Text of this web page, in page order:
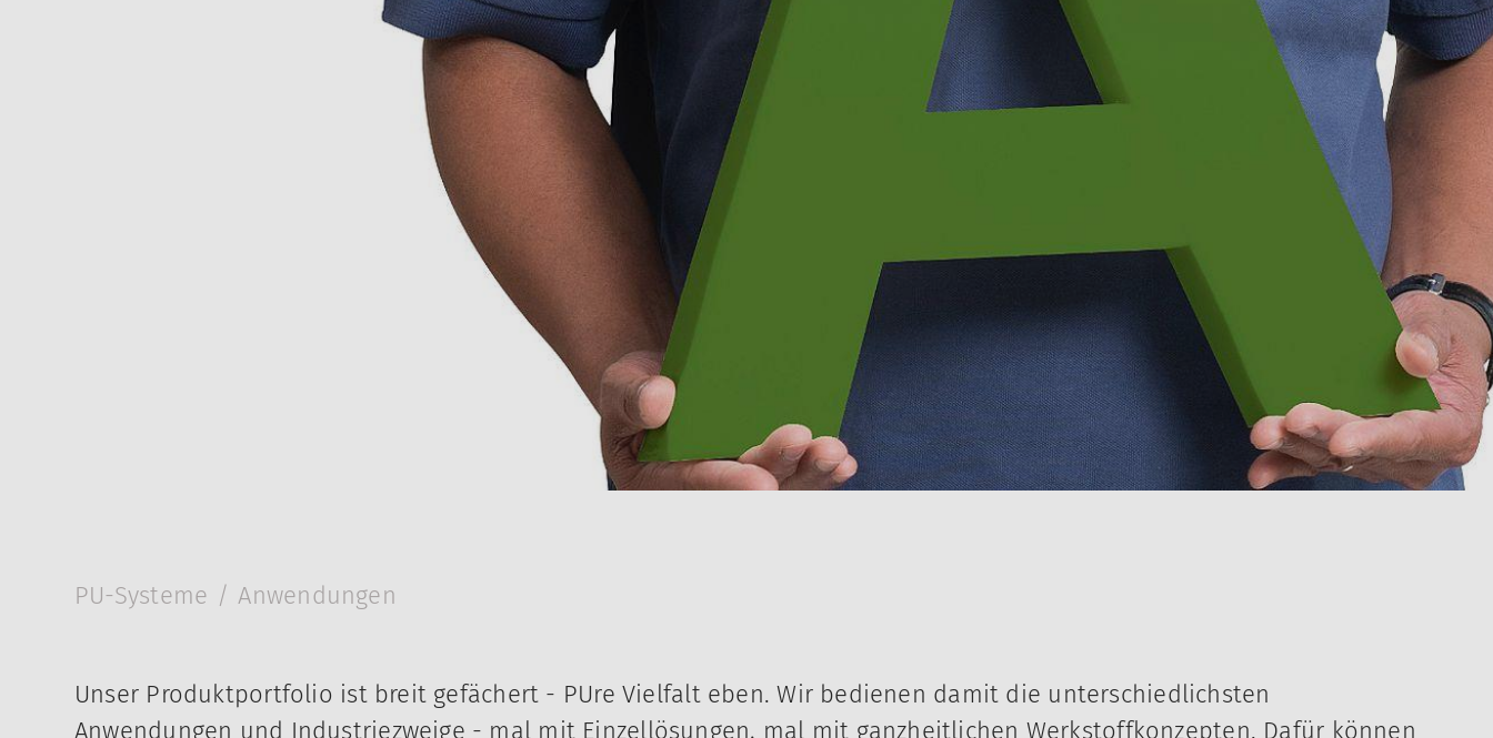
Anwendungen
PU-Systeme Anwendungen
Unser Produktportfolio ist breit gefächert - PUre Vielfalt eben. Wir bedienen damit die unterschiedlichsten
Anwendungen und Industriezweige - mal mit Einzellösungen, mal mit ganzheitlichen Werkstoffkonzepten. Dafür können